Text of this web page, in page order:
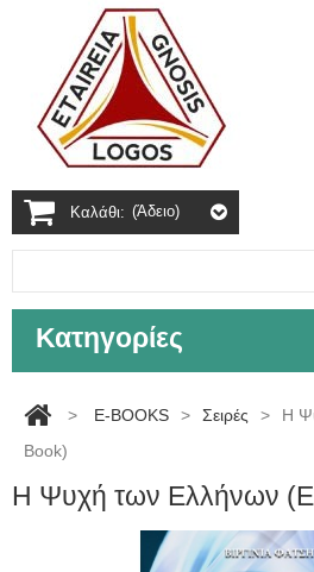
Κατηγορίες
Καλάθι: (άδειο)
> E-BOOKS > Σειρές >
Η
Book)
Η Ψυχή των Ελλήνων